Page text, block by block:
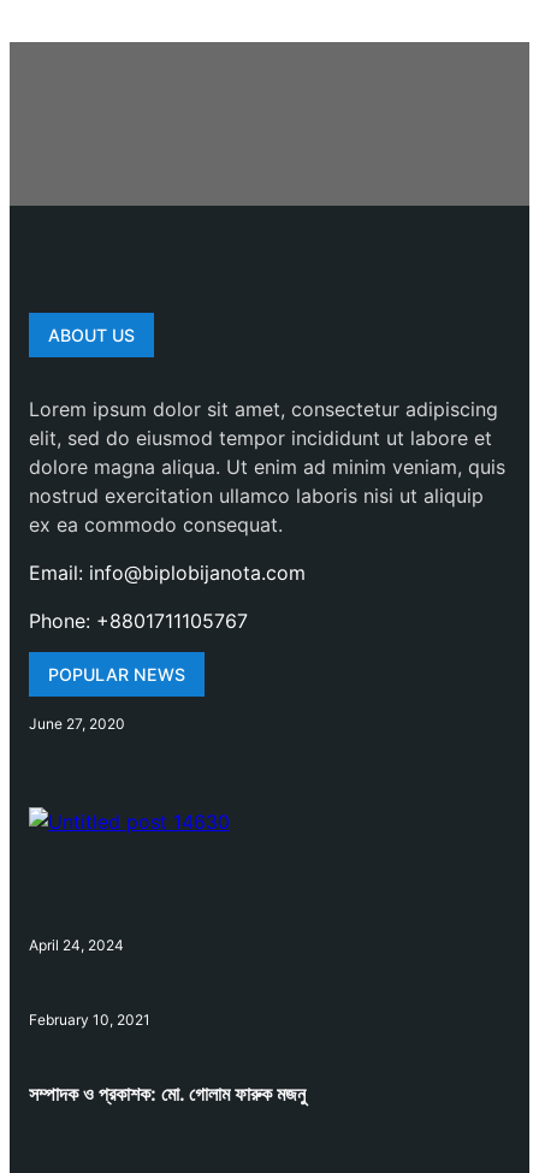
ABOUT US
Lorem ipsum dolor sit amet, consectetur adipiscing
elit, sed do eiusmod tempor incididunt ut labore et
dolore magna aliqua. Ut enim ad minim veniam, quis
nostrud exercitation ullamco laboris nisi ut aliquip
ex ea commodo consequat.
Email: info@biplobijanota.com
Phone: +8801711105767
POPULAR NEWS
June 27, 2020
April 24, 2024
February 10, 2021
সম্পাদক ও প্রকাশক: মো. গোলাম ফারুক মজনু